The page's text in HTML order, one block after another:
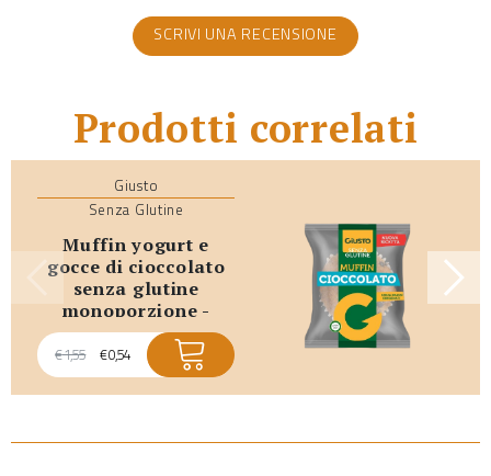
SCRIVI UNA RECENSIONE
Prodotti correlati
Giusto
Senza Glutine
muffin yogurt e
gocce di cioccolato
senza glutine
monoporzione -
promo scadenza
breve
€1,55 €0,54